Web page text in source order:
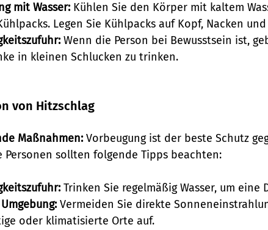
mit Wasser: Kühlen Sie den Körper mit kaltem
Legen Sie Kühlpacks auf Kopf, Nacken
Wenn die Person bei Bewusstsein ist,
in kleinen Schlucken zu trinken.
von Hitzschlag
Maßnahmen: Vorbeugung ist der beste Schutz
Personen sollten folgende Tipps beachten:
Trinken Sie regelmäßig Wasser, um eine
Vermeiden Sie direkte
oder klimatisierte Orte auf.